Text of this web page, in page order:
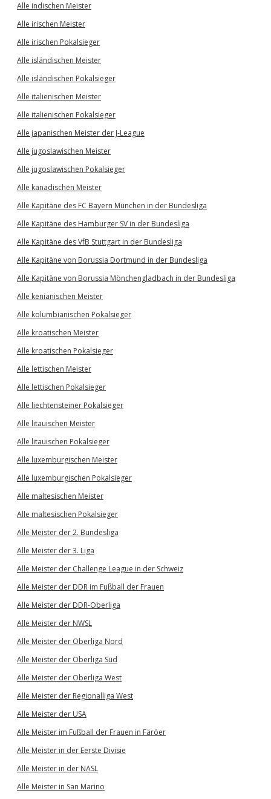
Alle indischen Meister
Alle irischen Meister
Alle irischen Pokalsieger
Alle isländischen Meister
Alle isländischen Pokalsieger
Alle italienischen Meister
Alle italienischen Pokalsieger
Alle japanischen Meister der J-League
Alle jugoslawischen Meister
Alle jugoslawischen Pokalsieger
Alle kanadischen Meister
Alle Kapitäne des FC Bayern München in der Bundesliga
Alle Kapitäne des Hamburger SV in der Bundesliga
Alle Kapitäne des VfB Stuttgart in der Bundesliga
Alle Kapitäne von Borussia Dortmund in der Bundesliga
Alle Kapitäne von Borussia Mönchengladbach in der Bundesliga
Alle kenianischen Meister
Alle kolumbianischen Pokalsieger
Alle kroatischen Meister
Alle kroatischen Pokalsieger
Alle lettischen Meister
Alle lettischen Pokalsieger
Alle liechtensteiner Pokalsieger
Alle litauischen Meister
Alle litauischen Pokalsieger
Alle luxemburgischen Meister
Alle luxemburgischen Pokalsieger
Alle maltesischen Meister
Alle maltesischen Pokalsieger
Alle Meister der 2. Bundesliga
Alle Meister der 3. Liga
Alle Meister der Challenge League in der Schweiz
Alle Meister der DDR im Fußball der Frauen
Alle Meister der DDR-Oberliga
Alle Meister der NWSL
Alle Meister der Oberliga Nord
Alle Meister der Oberliga Süd
Alle Meister der Oberliga West
Alle Meister der Regionalliga West
Alle Meister der USA
Alle Meister im Fußball der Frauen in Färöer
Alle Meister in der Eerste Divisie
Alle Meister in der NASL
Alle Meister in San Marino